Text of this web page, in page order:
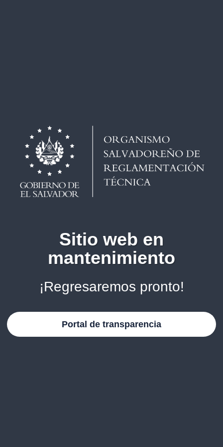
Sitio web en
mantenimiento
¡Regresaremos pronto!
Portal de transparencia